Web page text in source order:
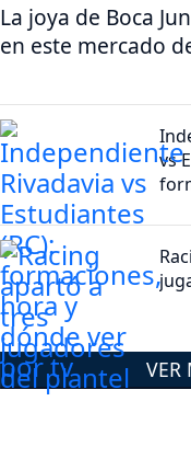
La joya de Boca
en este mercado
vs
VER